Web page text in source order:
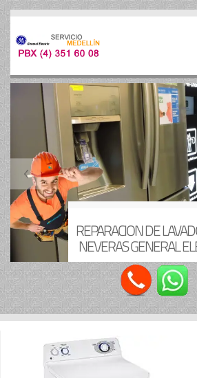
MEDELLÍN
REPARACION DE
NEVERAS GENERAL